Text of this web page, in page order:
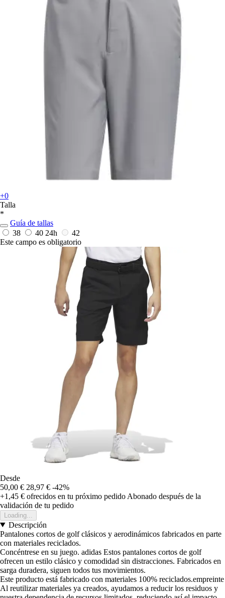
+0
Talla
*
Guía de tallas
38
40 24h
42
Este campo es obligatorio
Desde
50,00 € 28,97 € -42%
+1,45 € ofrecidos en tu próximo pedido Abonado después de la
validación de tu pedido
Loading...
Descripción
Pantalones cortos de golf clásicos y aerodinámicos fabricados en parte
con materiales reciclados.
Concéntrese en su juego. adidas Estos pantalones cortos de golf
ofrecen un estilo clásico y comodidad sin distracciones. Fabricados en
sarga duradera, siguen todos tus movimientos.
Este producto está fabricado con materiales 100% reciclados.empreinte
Al reutilizar materiales ya creados, ayudamos a reducir los residuos y